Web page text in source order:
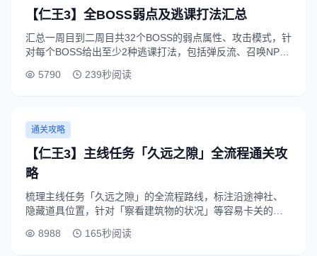
【仁王3】全BOSS弱点及逃课打法汇总
汇总一周目到二周目共32个BOSS的弱点属性、攻击模式，针
对每个BOSS给出至少2种逃课打法，包括弹反流、召唤NPC
5790 239秒阅读
通关攻略
【仁王3】主线任务「久远之隙」全流程通关攻
略
梳理主线任务「久远之隙」的全流程路线，标注沿途神社、
隐藏道具位置，针对「察看建筑物的状况」等容易卡关的场
巧。8988 165秒阅读